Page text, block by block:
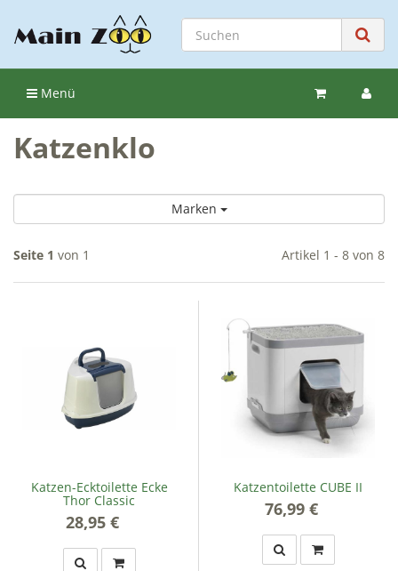
Menü
Katzenklo
Marken
Seite 1 von 1 Artikel 1 - 8 von 8
Katzen-Ecktoilette Ecke
Thor Classic
28,95 €
Katzentoilette CUBE II
76,99 €